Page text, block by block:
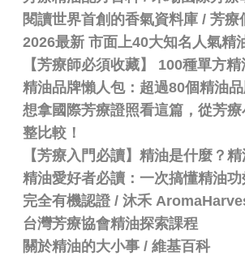
閱讀世界首創的香氣資料庫 / 芳療
2026最新 市面上40大知名人氣精
【芳療師必須收藏】 100種單方
精油品牌懶人包：超過80個精油
想拿國際芳療證照看這篇，從芳
整比較！
【芳療入門必讀】精油是什麼？
精油愛好者必讀：一次搞懂精油
完全有機認證 / 沐禾
台灣芳療協會精油探索課程
關於精油的大小事 / 維基百科